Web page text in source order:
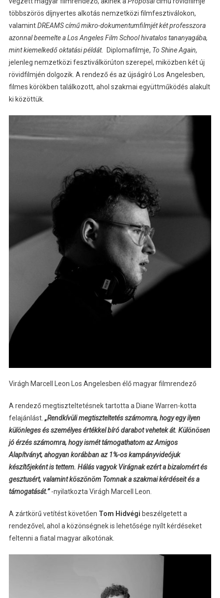
többszörös díjnyertes alkotás nemzetközi filmfesztiválokon,
valamintDREAMS című mikro-dokumentumfilmjét két professzora
azonnal beemelte a Los Angeles Film School hivatalos tananyagába,
mint kiemelkedő oktatási példát.
Diplomafilmje, To Shine Again,
jelenleg nemzetközi fesztiválkörúton szerepel, miközben két új
rövidfilmjén dolgozik. A rendező és az újságíró Los Angelesben,
filmes körökben találkozott, ahol szakmai együttműködés alakult
ki közöttük.
Virágh Marcell Leon Los Angelesben élő magyar filmrendező
A rendező megtiszteltetésnek tartotta a Diane Warren-kotta
felajánlást. „Rendkívüli megtiszteltetés számomra, hogy egy ilyen
különleges és személyes értékkel bíró darabot vehetek át. Különösen
jó érzés számomra, hogy ismét támogathatom az Amigos
Alapítványt, ahogyan korábban az 1%-os kampányvideójuk
készítőjeként is tettem. Hálás vagyok Virágnak ezért a bizalomért és
gesztusért, valamint köszönöm Tomnak a szakmai kérdéseit és a
támogatását.”-nyilatkozta Virágh Marcell Leon.
A zártkörű vetítést követően Tom Hidvégi beszélgetett a
rendezővel, ahol a közönségnek is lehetősége nyílt kérdéseket
feltenni a fiatal magyar alkotónak.